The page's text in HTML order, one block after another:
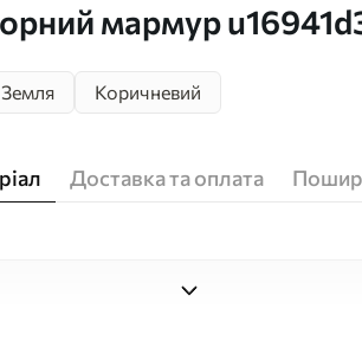
мармур
Земля Коричневий
Доставка та оплата